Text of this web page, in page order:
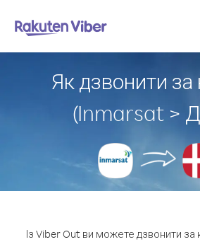
Як дзвонити
(Inmarsat >
Із Viber Out ви можете дзвонити